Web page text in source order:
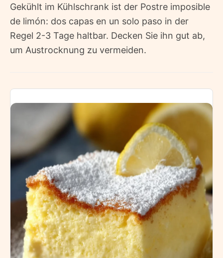
Gekühlt im Kühlschrank ist der Postre imposible
de limón: dos capas en un solo paso in der
Regel 2-3 Tage haltbar. Decken Sie ihn gut ab,
um Austrocknung zu vermeiden.